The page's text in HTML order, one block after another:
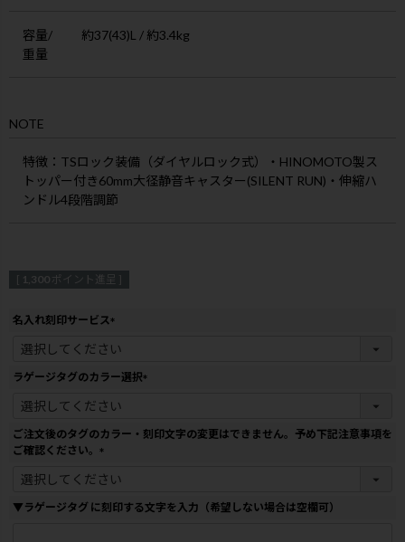
容量/
重量
約37(43)L / 約3.4kg
NOTE
特徴 ：TSロック装備（ダイヤルロック式）・HINOMOTO製ス
トッパー付き60mm大径静音キャスター(SILENT RUN)・伸縮ハ
ンドル4段階調節
[ 1,300 ポイント進呈 ]
名入れ刻印サービス
必
須
ラゲージタグのカラー選択
須
ご注文後のタグのカラー・刻印文字の変更はできません。予め下記注意事項を
ご確認ください。
必
須
▼ラゲージタグ に刻印する文字を入力（希望しない場合は空欄可）